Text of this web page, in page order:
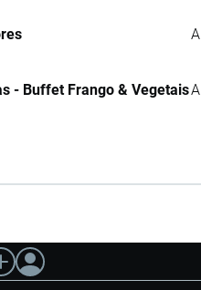
- Buffet Frango & Vegetais